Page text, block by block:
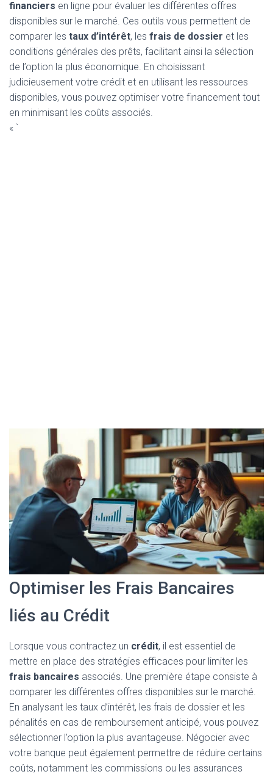
financiers en ligne pour évaluer les différentes offres
disponibles sur le marché. Ces outils vous permettent de
comparer les taux d’intérêt, les frais de dossier et les
conditions générales des prêts, facilitant ainsi la sélection
de l’option la plus économique. En choisissant
judicieusement votre crédit et en utilisant les ressources
disponibles, vous pouvez optimiser votre financement tout
en minimisant les coûts associés.
« `
Optimiser les Frais Bancaires
liés au Crédit
Lorsque vous contractez un crédit, il est essentiel de
mettre en place des stratégies efficaces pour limiter les
frais bancaires associés. Une première étape consiste à
comparer les différentes offres disponibles sur le marché.
En analysant les taux d’intérêt, les frais de dossier et les
pénalités en cas de remboursement anticipé, vous pouvez
sélectionner l’option la plus avantageuse. Négocier avec
votre banque peut également permettre de réduire certains
coûts, notamment les commissions ou les assurances